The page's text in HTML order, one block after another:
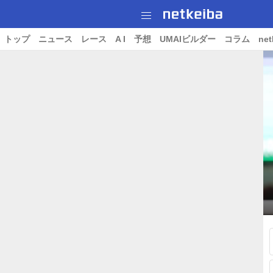
トップ ニュース レース A I 予想 UMAIビルダー コラム